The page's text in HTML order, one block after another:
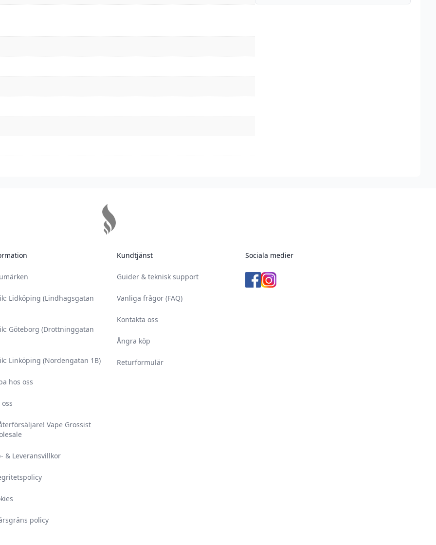
och ditt ansikte vid
på 18 år.
i 12 °C.
för barn och
misstänker att ditt
vuxna personer.
säkerhetsbilagan.
vid oöppnad
Lidköping (Lindhagsgatan
Göteborg (Drottninggatan
Linköping (Nordengatan 1B)
hos oss
Vape Grossist
& Leveransvillkor
policy
Kundtjänst
Guider & teknisk support
Vanliga frågor (FAQ)
Kontakta oss
Ångra köp
Returformulär
Sociala medier